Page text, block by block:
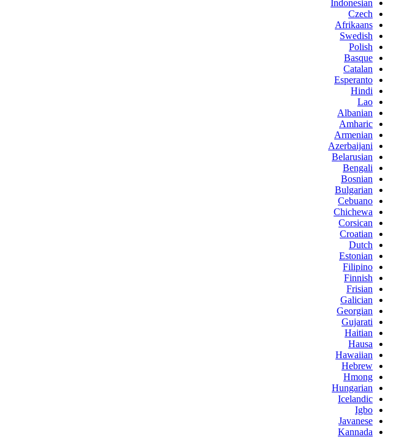
Indonesian
Czech
Afrikaans
Swedish
Polish
Basque
Catalan
Esperanto
Hindi
Lao
Albanian
Amharic
Armenian
Azerbaijani
Belarusian
Bengali
Bosnian
Bulgarian
Cebuano
Chichewa
Corsican
Croatian
Dutch
Estonian
Filipino
Finnish
Frisian
Galician
Georgian
Gujarati
Haitian
Hausa
Hawaiian
Hebrew
Hmong
Hungarian
Icelandic
Igbo
Javanese
Kannada